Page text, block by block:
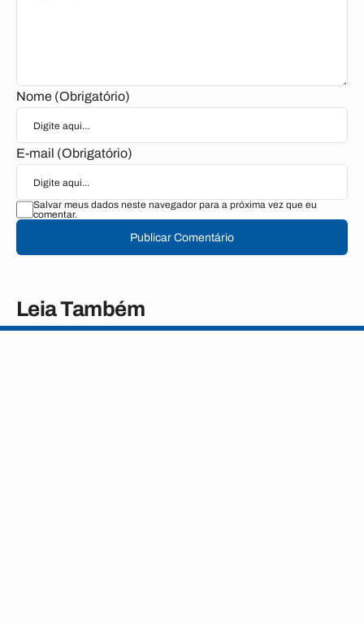
Nome (Obrigatório)
E-mail (Obrigatório)
Salvar meus dados neste navegador para a próxima vez que eu
comentar.
Publicar Comentário
Leia Também